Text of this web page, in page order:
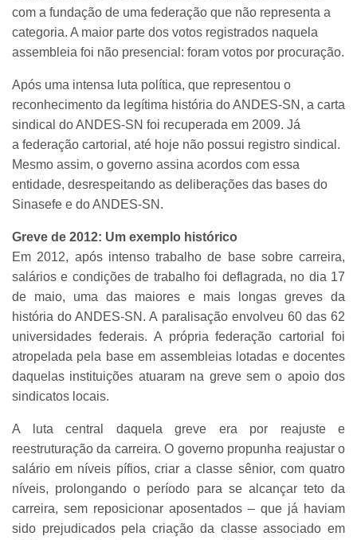
com a fundação de uma federação que não representa a
categoria. A maior parte dos votos registrados naquela
assembleia foi não presencial: foram votos por procuração.
Após uma intensa luta política, que representou o
reconhecimento da legítima história do ANDES-SN, a carta
sindical do ANDES-SN foi recuperada em 2009. Já
a federação cartorial, até hoje não possui registro sindical.
Mesmo assim, o governo assina acordos com essa
entidade, desrespeitando as deliberações das bases do
Sinasefe e do ANDES-SN.
Greve de 2012: Um exemplo histórico
Em 2012, após intenso trabalho de base sobre carreira,
salários e condições de trabalho foi deflagrada, no dia 17
de maio, uma das maiores e mais longas greves da
história do ANDES-SN. A paralisação envolveu 60 das 62
universidades federais. A própria federação cartorial foi
atropelada pela base em assembleias lotadas e docentes
daquelas instituições atuaram na greve sem o apoio dos
sindicatos locais.
A luta central daquela greve era por reajuste e
reestruturação da carreira. O governo propunha reajustar o
salário em níveis pífios, criar a classe sênior, com quatro
níveis, prolongando o período para se alcançar teto da
carreira, sem reposicionar aposentados – que já haviam
sido prejudicados pela criação da classe associado em